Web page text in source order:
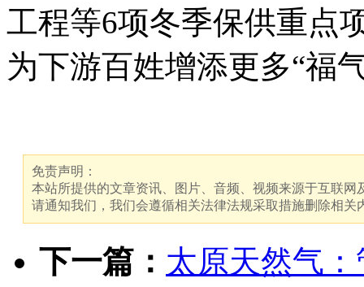
工程等6项冬季保供重点
为下游百姓增添更多“福
免责声明：
本站所提供的文章资讯、图片、音频、视频来源于互联
请通知我们，我们会遵循相关法律法规采取措施删除相关
下一篇： 太原天然气